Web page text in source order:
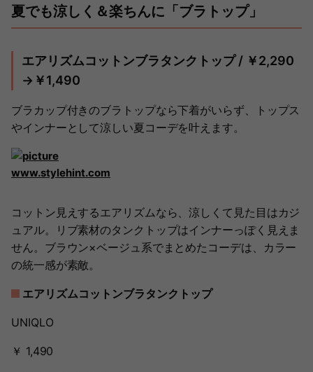
夏でも涼しく＆楽ちんに「ブラトップ」
エアリズムコットンブラタンクトップ / ￥2,290
→￥1,490
ブラカップ付きのブラトップなら下着がいらず、トップス
やインナーとして涼しい夏コーデを叶えます。
www.stylehint.com
コットン見えするエアリズムなら、涼しくて見た目はカジ
ュアル。リブ素材のタンクトップはインナーっぽく見えま
せん。ブラウン×ベージュ系でまとめたコーデは、カラー
の統一感が素敵。
エアリズムコットンブラタンクトップ
UNIQLO
￥ 1,490